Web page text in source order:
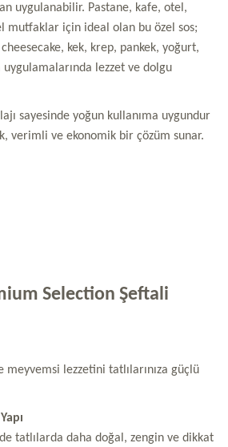
uygulanabilir. Pastane, kafe, otel,
mutfaklar için ideal olan bu özel sos;
kek, krep, pankek, yoğurt,
lezzet ve dolgu
sayesinde yoğun kullanıma uygundur
verimli ve ekonomik bir çözüm sunar.
Selection Şeftali
lezzetini tatlılarınıza güçlü
tatlılarda daha doğal, zengin ve dikkat